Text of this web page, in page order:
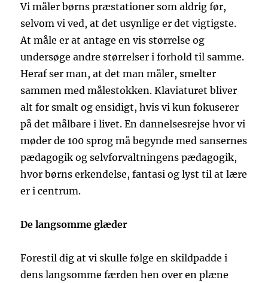
Vi måler børns præstationer som aldrig før,
selvom vi ved, at det usynlige er det vigtigste.
At måle er at antage en vis størrelse og
undersøge andre størrelser i forhold til samme.
Heraf ser man, at det man måler, smelter
sammen med målestokken. Klaviaturet bliver
alt for smalt og ensidigt, hvis vi kun fokuserer
på det målbare i livet. En dannelsesrejse hvor vi
møder de 100 sprog må begynde med sansernes
pædagogik og selvforvaltningens pædagogik,
hvor børns erkendelse, fantasi og lyst til at lære
er i centrum.
De langsomme glæder
Forestil dig at vi skulle følge en skildpadde i
dens langsomme færden hen over en plæne